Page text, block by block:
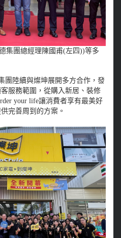
集團總經理陳國甫(左四))等多
團陸續與燦坤展開多方合作，發
服務範圍，從購入新居、裝修
your life讓消費者享有最美好
完善周到的方案。